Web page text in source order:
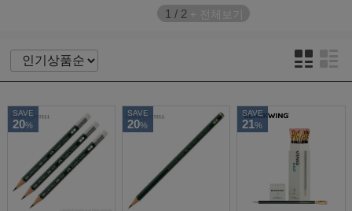
1 / 2 + 전체보기
SAVE
20%
SAVE
20%
SAVE
21%